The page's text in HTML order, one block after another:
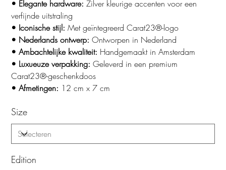
• Elegante hardware:Zilver kleurige accenten voor een
verfijnde uitstraling
• Iconische stijl:Met geïntegreerd Carat23®-logo
• Nederlands ontwerp:Ontworpen in Nederland
• Ambachtelijke kwaliteit: Handgemaakt in Amsterdam
• Luxueuze verpakking: Geleverd in een premium
Carat23®-geschenkdoos
• Afmetingen: 12 cm x 7 cm
Size
Edition